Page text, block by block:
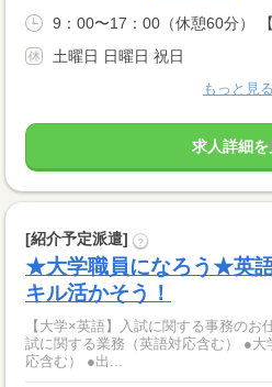
9：00〜17：00（休憩60分）
土曜日 日曜日 祝日
もっと見る
求人詳細を
[紹介予定派遣] ?
★大学職員になろう★英
キル活かそう！
【大学×英語】入試に関する事務の
試に関する業務（英語対応含む） ●
応含む） ●出...